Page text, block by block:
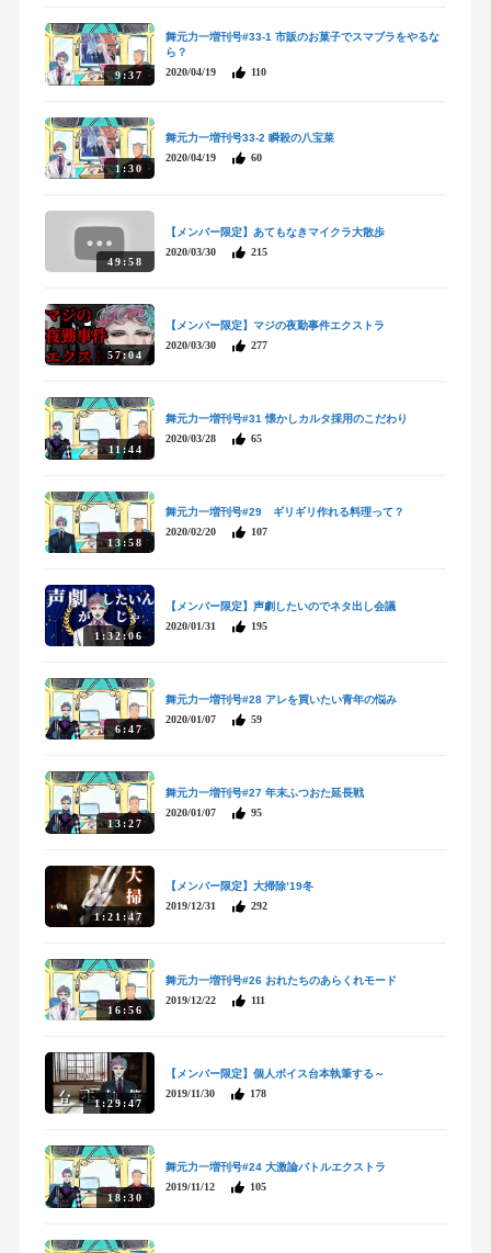
9:37
舞元力一増刊号#33-1 市販のお菓子でスマブラをやるな
ら？
2020/04/19
110
1:30
舞元力一増刊号33-2 瞬殺の八宝菜
2020/04/19
60
49:58
【メンバー限定】あてもなきマイクラ大散歩
2020/03/30
215
57:04
【メンバー限定】マジの夜勤事件エクストラ
2020/03/30
277
11:44
舞元力一増刊号#31 懐かしカルタ採用のこだわり
2020/03/28
65
13:58
舞元力一増刊号#29 ギリギリ作れる料理って？
2020/02/20
107
1:32:06
【メンバー限定】声劇したいのでネタ出し会議
2020/01/31
195
6:47
舞元力一増刊号#28 アレを買いたい青年の悩み
2020/01/07
59
13:27
舞元力一増刊号#27 年末ふつおた延長戦
2020/01/07
95
1:21:47
【メンバー限定】大掃除’19冬
2019/12/31
292
16:56
舞元力一増刊号#26 おれたちのあらくれモード
2019/12/22
111
1:29:47
【メンバー限定】個人ボイス台本執筆する～
2019/11/30
178
18:30
舞元力一増刊号#24 大激論バトルエクストラ
2019/11/12
105